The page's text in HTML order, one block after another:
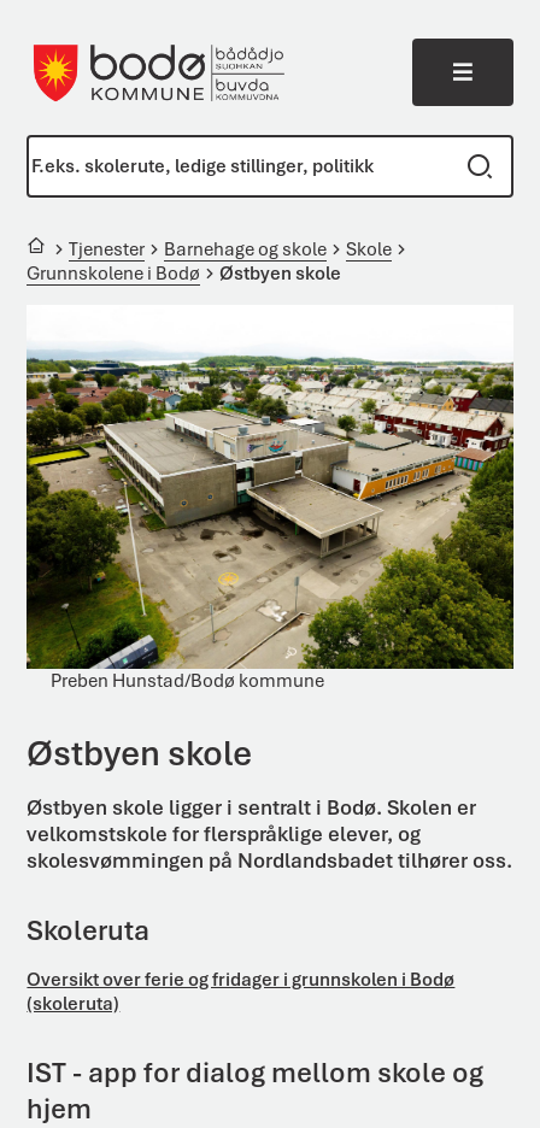
Meny
Du er her:Tjenester Barnehage og skole
Skole
Grunnskolene i Bodø
Østbyen skole
Preben Hunstad/Bodø kommune
Østbyen skole
Østbyen skole ligger i sentralt i Bodø. Skolen er
velkomstskole for flerspråklige elever, og
skolesvømmingen på Nordlandsbadet tilhører oss.
Skoleruta
Oversikt over ferie og fridager i grunnskolen i Bodø
(skoleruta)
IST - app for dialog mellom skole og
hjem